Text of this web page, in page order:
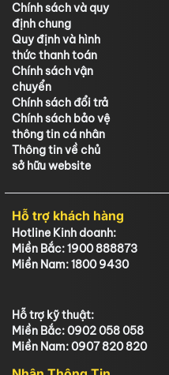
Chính sách và quy
định chung
Quy định và hình
thức thanh toán
Chính sách vận
chuyển
Chính sách đổi trả
Chính sách bảo vệ
thông tin cá nhân
Thông tin về chủ
sở hữu website
Hỗ trợ khách hàng
Hotline Kinh doanh:
Miền Bắc: 1900 888873
Miền Nam: 1800 9430
Hỗ trợ kỹ thuật:
Miền Bắc: 0902 058 058
Miền Nam: 0907 820 820